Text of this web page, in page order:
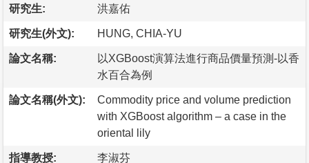
研究生: 洪嘉佑
研究生(外文): HUNG, CHIA-YU
論文名稱:
以XGBoost演算法進行商品價量預測-以香
水百合為例
論文名稱(外文):
Commodity price and volume prediction
with XGBoost algorithm – a case in the
oriental lily
指導教授: 李淑芬